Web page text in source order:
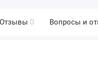
Отзывы 0 Вопросы и